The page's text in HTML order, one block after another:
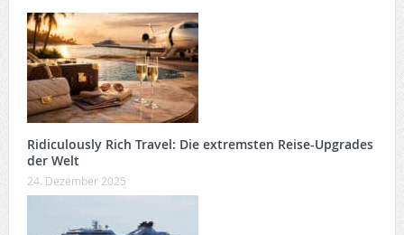
Ridiculously Rich Travel: Die extremsten Reise-Upgrades
der Welt
24. Dezember 2025